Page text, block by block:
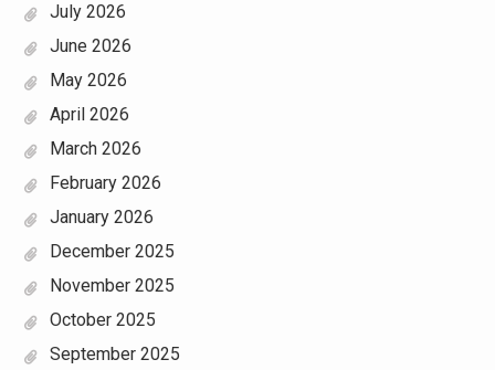
July 2026
June 2026
May 2026
April 2026
March 2026
February 2026
January 2026
December 2025
November 2025
October 2025
September 2025